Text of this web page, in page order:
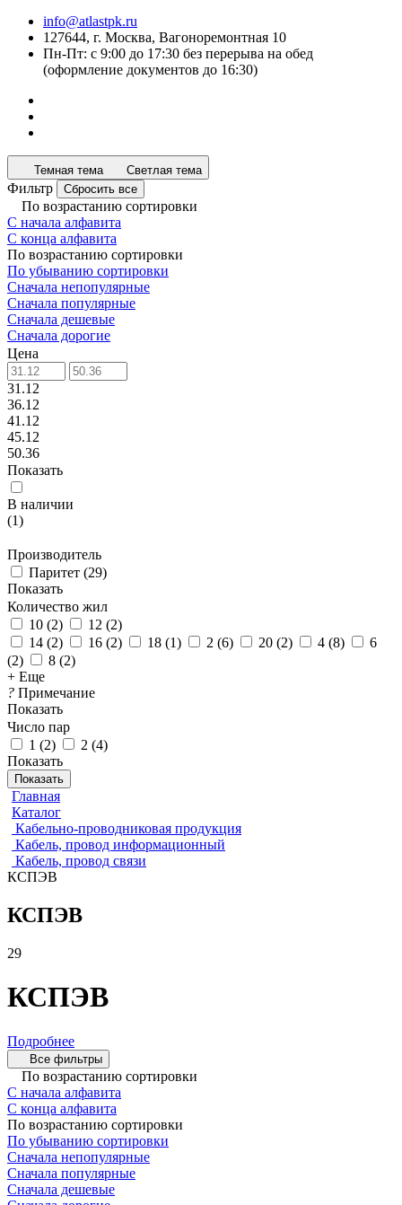
info@atlastpk.ru
127644, г. Москва, Вагоноремонтная 10
Пн-Пт: с 9:00 до 17:30 без перерыва на обед
(оформление документов до 16:30)
Темная тема Светлая тема
Фильтр Сбросить все
По возрастанию сортировки
С начала алфавита
С конца алфавита
По возрастанию сортировки
По убыванию сортировки
Сначала непопулярные
Сначала популярные
Сначала дешевые
Сначала дорогие
Цена
31.12
36.12
41.12
45.12
50.36
Показать
В наличии
(1)
Производитель
Паритет (29)
Показать
Количество жил
10 (2) 12 (2)
14 (2) 16 (2) 18 (1) 2 (6) 20 (2) 4 (8)
6
(2) 8 (2)
+ Еще
? Примечание
Показать
Число пар
1 (2) 2 (4)
Показать
Показать
Главная
Каталог
Кабельно-проводниковая продукция
Кабель, провод информационный
Кабель, провод связи
КСПЭВ
КСПЭВ
29
КСПЭВ
Подробнее
Все фильтры
По возрастанию сортировки
С начала алфавита
С конца алфавита
По возрастанию сортировки
По убыванию сортировки
Сначала непопулярные
Сначала популярные
Сначала дешевые